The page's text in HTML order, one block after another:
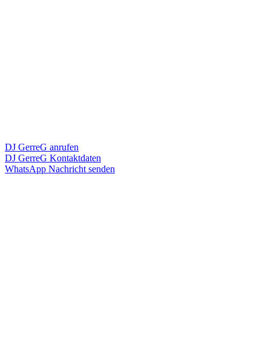
DJ GerreG anrufen
DJ GerreG Kontaktdaten
WhatsApp Nachricht senden